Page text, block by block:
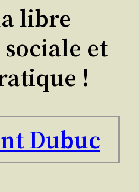
libre
et
!
Dubuc